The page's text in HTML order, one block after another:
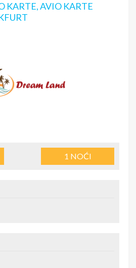
KARTE, AVIO KARTE
1 NOĆI